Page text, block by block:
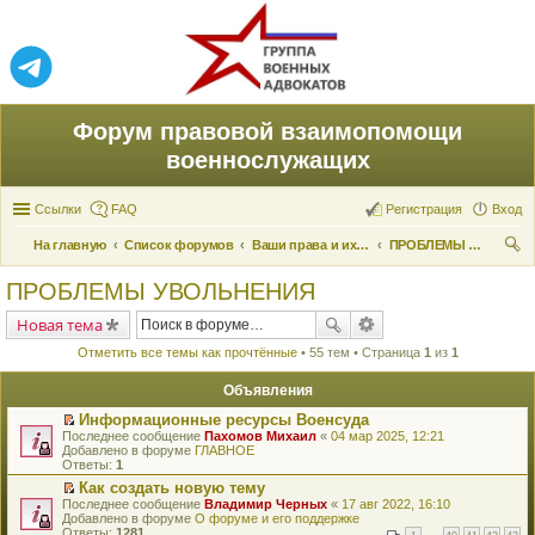
Форум правовой взаимопомощи
военнослужащих
Ссылки FAQ Вход
Регистрация
На главную Список форумов Ваши права и их реализация
ПРОБЛЕМЫ УВОЛЬНЕНИЯ
ПРОБЛЕМЫ УВОЛЬНЕНИЯ
Новая тема
Отметить все темы как прочтённые• 55 тем • Страница 1 из 1
Объявления
П
е
р
е
й
т
и
Информационные ресурсы Военсуда
Последнее сообщение Пахомов Михаил « 04 мар 2025, 12:21
Добавлено в форуме ГЛАВНОЕ
Ответы: 1
П
е
р
Как создать новую тему
Последнее сообщение Владимир Черных « 17 авг 2022, 16:10
Добавлено в форуме О форуме и его поддержке